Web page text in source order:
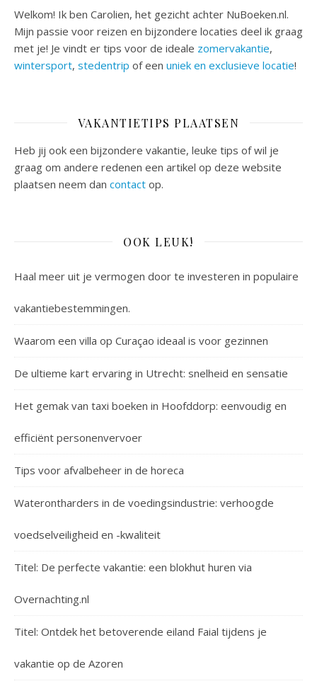
Welkom! Ik ben Carolien, het gezicht achter NuBoeken.nl.
Mijn passie voor reizen en bijzondere locaties deel ik graag
met je! Je vindt er tips voor de ideale zomervakantie,
wintersport, stedentrip of een uniek en exclusieve locatie!
VAKANTIETIPS PLAATSEN
Heb jij ook een bijzondere vakantie, leuke tips of wil je
graag om andere redenen een artikel op deze website
plaatsen neem dan contact op.
OOK LEUK!
Haal meer uit je vermogen door te investeren in populaire
vakantiebestemmingen.
Waarom een villa op Curaçao ideaal is voor gezinnen
De ultieme kart ervaring in Utrecht: snelheid en sensatie
Het gemak van taxi boeken in Hoofddorp: eenvoudig en
efficiënt personenvervoer
Tips voor afvalbeheer in de horeca
Waterontharders in de voedingsindustrie: verhoogde
voedselveiligheid en -kwaliteit
Titel: De perfecte vakantie: een blokhut huren via
Overnachting.nl
Titel: Ontdek het betoverende eiland Faial tijdens je
vakantie op de Azoren